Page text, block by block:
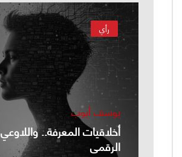
رأي
يوسف أيوب
أخلاقيات المعرفة.. واللاوعي
الرقمي